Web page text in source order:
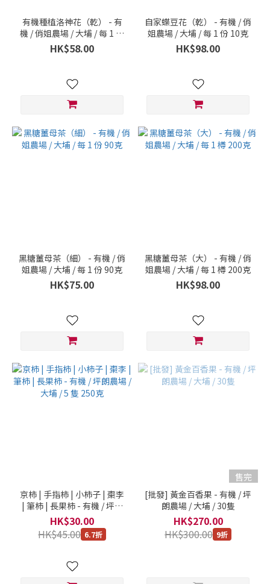
有機種植洛神花（乾） - 有
機 / 俏姐農場 / 大埔 / 每 1 份
18克
HK$58.00
自家蝶豆花（乾） - 有機 / 俏
姐農場 / 大埔 / 每 1 份 10克
HK$98.00
黑糖薑母茶（細） - 有機 / 俏
姐農場 / 大埔 / 每 1 份 90克
HK$75.00
黑糖薑母茶（大） - 有機 / 俏
姐農場 / 大埔 / 每 1 樽 200克
HK$98.00
京柿 | 手指柿 | 小柿子 | 棗李
| 筆柿 | 長果柿 - 有機 / 坪朗
農場 / 大埔 / 5 隻 250克
HK$30.00
HK$45.00 6.7折
售完
[批發] 黃金百香果 - 有機 / 坪
朗農場 / 大埔 / 30隻
HK$270.00
HK$300.00 9折